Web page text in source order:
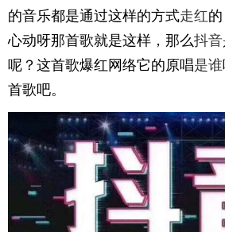
的音乐都是通过这样的方式走红的
心动呀那首歌就是这样，那么抖音
呢？这首歌爆红网络它的原唱是谁
首歌吧。